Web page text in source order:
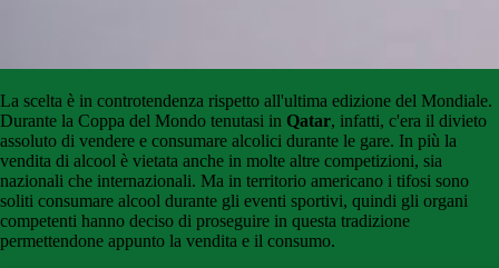
La scelta è in controtendenza rispetto all'ultima edizione del Mondiale.
Durante la Coppa del Mondo tenutasi in Qatar, infatti, c'era il divieto
assoluto di vendere e consumare alcolici durante le gare. In più la
vendita di alcool è vietata anche in molte altre competizioni, sia
nazionali che internazionali. Ma in territorio americano i tifosi sono
soliti consumare alcool durante gli eventi sportivi, quindi gli organi
competenti hanno deciso di proseguire in questa tradizione
permettendone appunto la vendita e il consumo.